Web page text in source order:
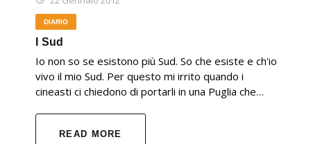
DIARIO
I Sud
Io non so se esistono più Sud. So che esiste e ch'io
vivo il mio Sud. Per questo mi irrito quando i
cineasti ci chiedono di portarli in una Puglia che…
READ MORE